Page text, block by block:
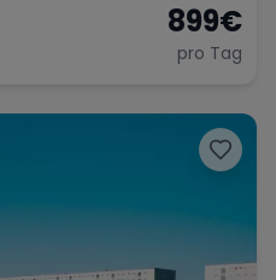
Maserati899€
pro Tag